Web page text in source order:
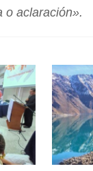
o aclaración».